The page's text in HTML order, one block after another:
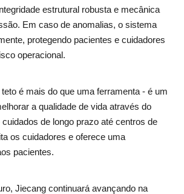
estrutural robusta e mecânica
Em caso de anomalias, o sistema
protegendo pacientes e cuidadores
operacional.
é mais do que uma ferramenta - é um
a qualidade de vida através do
de longo prazo até centros de
os cuidadores e oferece uma
pacientes.
Jiecang continuará avançando na